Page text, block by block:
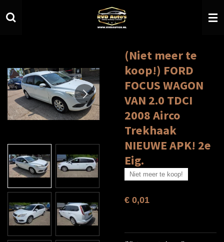
direct
(Niet meer te
koop!) FORD
FOCUS WAGON
VAN 2.0 TDCI
2008 Airco
Trekhaak
NIEUWE APK! 2e
Eig.
Niet meer te koop!
€ 0,01